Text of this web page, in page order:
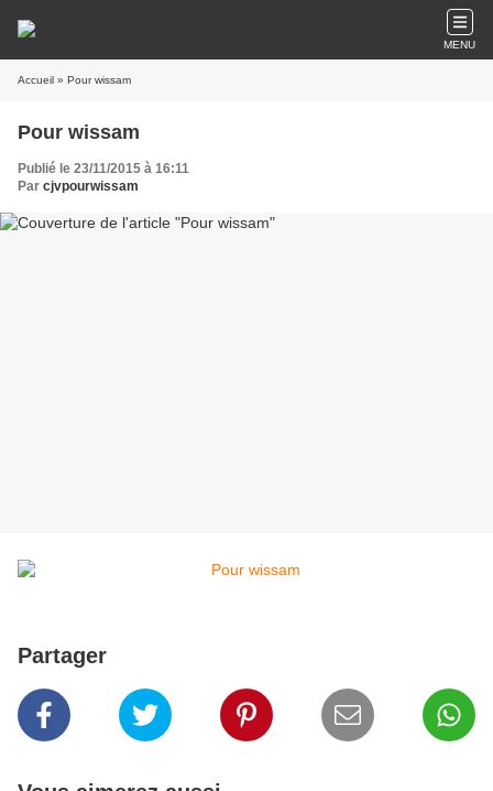
MENU
Accueil » Pour wissam
Pour wissam
Publié le 23/11/2015 à 16:11
Par cjvpourwissam
Partager